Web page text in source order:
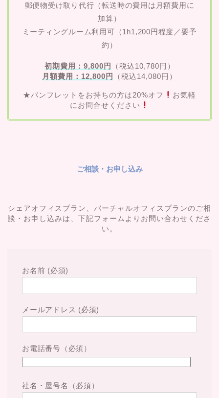
郵便物受け取り代行（転送時の費用は月額費用に
加算）
ミーティングルーム利用可（1h1,200円程度／要予
約）
初期費用：9,800円
（税込10,780円）
月額費用：12,800円
（税込14,080円）
★パンフレットをお持ちの方は20%オフ
お気軽
にお問合せください
ご相談・お申し込み
シェアオフィスプラン、バーチャルオフィスプランのご相
談・お申し込みは、下記フォームよりお問い合わせくださ
い。
お名前 (必須)
メールアドレス (必須)
お電話番号（必須）
社名・屋号名（必須）